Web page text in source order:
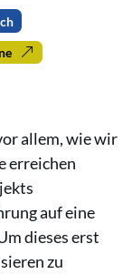
allem, wie wir
erreichen
auf eine
dieses erst
zu